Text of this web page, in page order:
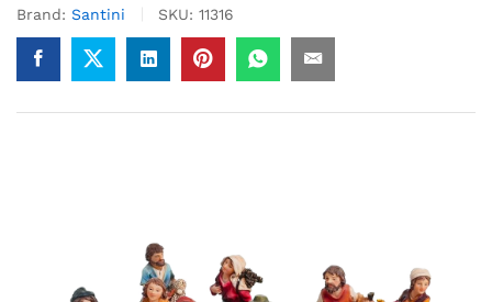
Brand: Santini SKU: 11316